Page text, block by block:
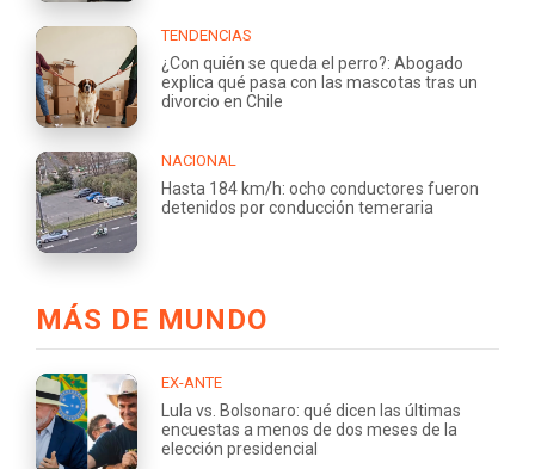
TENDENCIAS
¿Con quién se queda el perro?: Abogado
explica qué pasa con las mascotas tras un
divorcio en Chile
NACIONAL
Hasta 184 km/h: ocho conductores fueron
detenidos por conducción temeraria
MÁS DE MUNDO
EX-ANTE
Lula vs. Bolsonaro: qué dicen las últimas
encuestas a menos de dos meses de la
elección presidencial